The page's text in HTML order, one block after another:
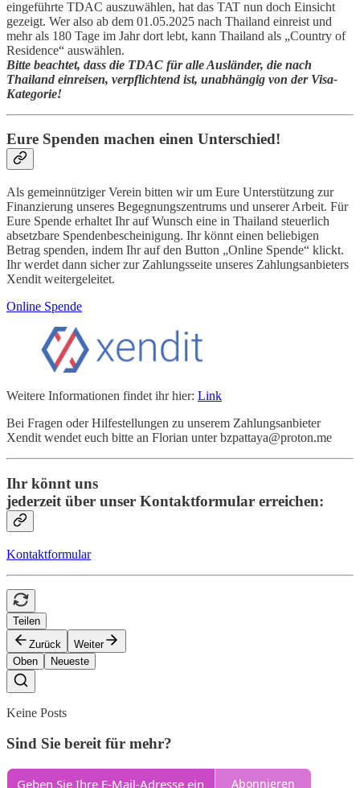
eingeführte TDAC auszuwählen, hat das TAT nun doch Einsicht
gezeigt. Wer also ab dem 01.05.2025 nach Thailand einreist und
mehr als 180 Tage im Jahr dort lebt, kann Thailand als „Country of
Residence“ auswählen.
Bitte beachtet, dass die TDAC für alle Ausländer, die nach
Thailand einreisen, verpflichtend ist, unabhängig von der Visa-
Kategorie!
Eure Spenden machen einen Unterschied!
Als gemeinnütziger Verein bitten wir um Eure Unterstützung zur
Finanzierung unseres Begegnungszentrums und unserer Arbeit. Für
Eure Spende erhaltet Ihr auf Wunsch eine in Thailand steuerlich
absetzbare Spendenbescheinigung. Ihr könnt einen beliebigen
Betrag spenden, indem Ihr auf den Button „Online Spende“ klickt.
Ihr werdet dann sicher zur Zahlungsseite unseres Zahlungsanbieters
Xendit weitergeleitet.
Online Spende
Weitere Informationen findet ihr hier: Link
Bei Fragen oder Hilfestellungen zu unserem Zahlungsanbieter
Xendit wendet euch bitte an Florian unter bzpattaya@proton.me
Ihr könnt uns
jederzeit über unser Kontaktformular erreichen:
Kontaktformular
Teilen
Zurück
Weiter
Oben
Neueste
Keine Posts
Sind Sie bereit für mehr?
Abonnieren